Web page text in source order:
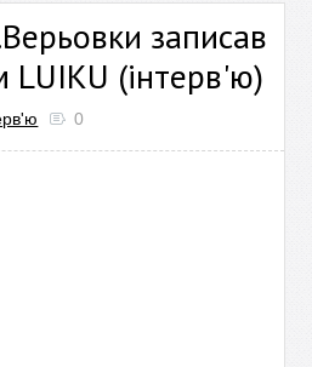
записав
LUIKU (інтерв'ю)
0